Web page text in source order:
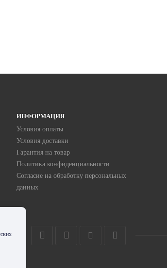
ИНФОРМАЦИЯ
Условия оплаты
Условия доставки
Гарантия на товар
Политика конфиденциальности
Согласие на обработку персональных
данных